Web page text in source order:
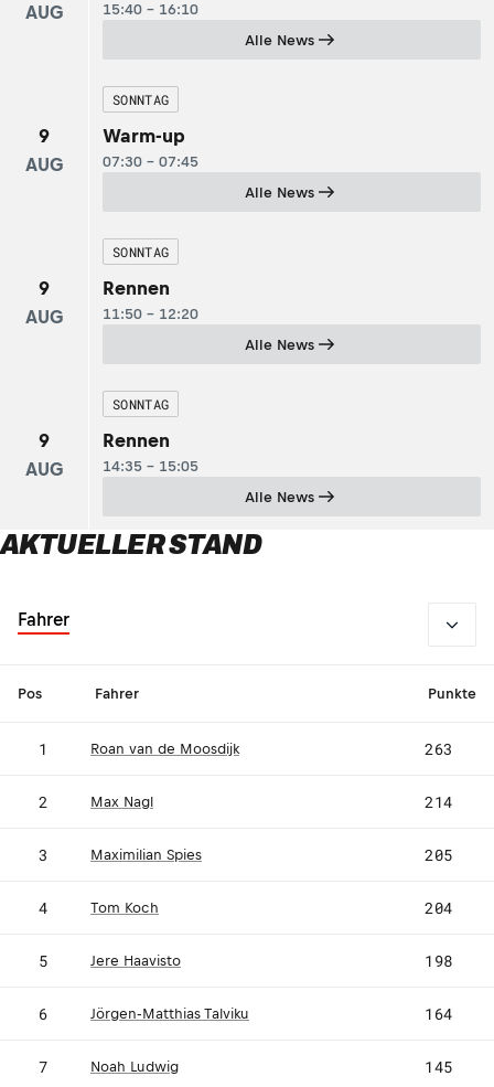
AUG
15:40 - 16:10
Alle News
9
AUG
SONNTAG
Warm-up
07:30 - 07:45
Alle News
9
AUG
SONNTAG
Rennen
11:50 - 12:20
Alle News
9
AUG
SONNTAG
Rennen
14:35 - 15:05
Alle News
AKTUELLER STAND
Fahrer
Pos Fahrer Punkte
1 Roan van de Moosdijk 263
2 Max Nagl 214
3 Maximilian Spies 205
4 Tom Koch 204
5 Jere Haavisto 198
6 Jörgen‐Matthias Talviku 164
7 Noah Ludwig 145